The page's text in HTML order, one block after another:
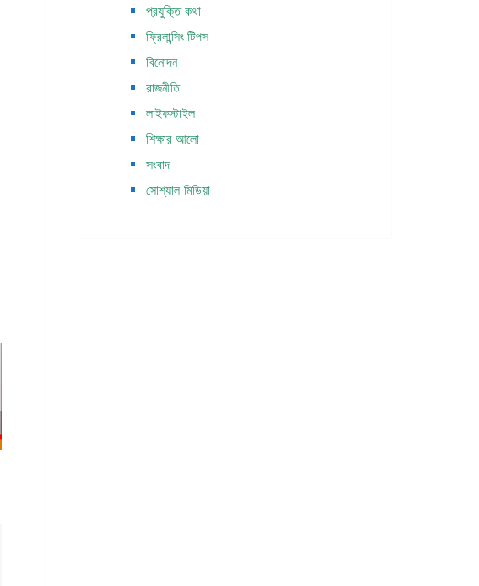
প্রযুক্তি কথা
ফ্রিলান্সিং টিপস
বিনোদন
রাজনীতি
লাইফস্টাইল
শিক্ষার আলো
সংবাদ
সোশ্যাল মিডিয়া